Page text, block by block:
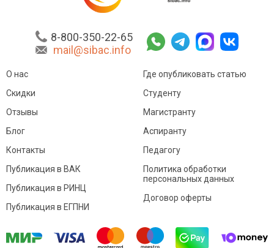
8-800-350-22-65
mail@sibac.info
О нас
Скидки
Отзывы
Блог
Контакты
Где опубликовать статью
Студенту
Магистранту
Аспиранту
Педагогу
Публикация в ВАК
Публикация в РИНЦ
Публикация в ЕГПНИ
Политика обработки
персональных данных
Договор оферты